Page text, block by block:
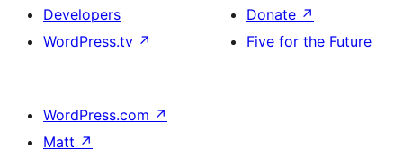
Developers
WordPress.tv ↗
Donate ↗
Five for the Future
WordPress.com ↗
Matt ↗